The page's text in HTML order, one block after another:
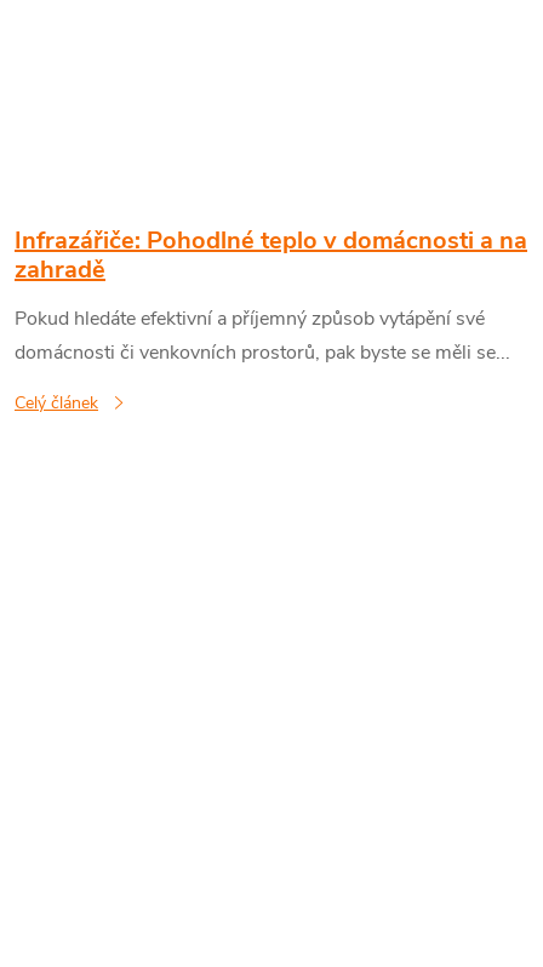
Infrazářiče: Pohodlné teplo v domácnosti a na
zahradě
Pokud hledáte efektivní a příjemný způsob vytápění své
domácnosti či venkovních prostorů, pak byste se měli se...
Celý článek